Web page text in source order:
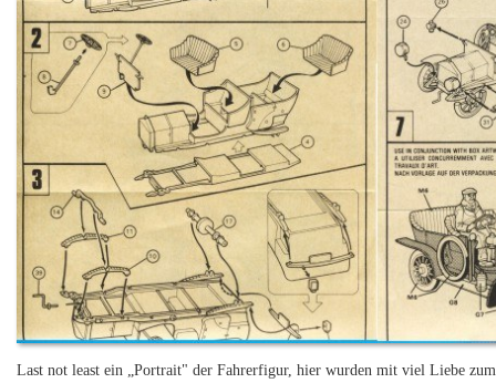
Last not least ein „Portrait" der Fahrerfigur, hier wurden mit viel Liebe